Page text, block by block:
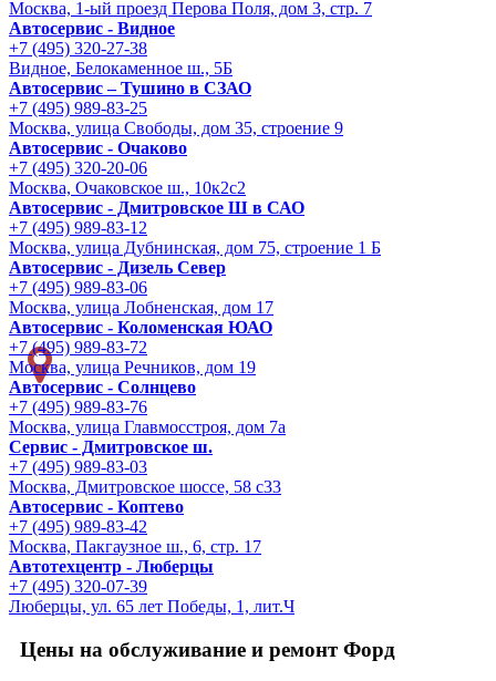
Москва, 1-ый проезд Перова Поля, дом 3, стр. 7
Автосервис - Видное
+7 (495) 320-27-38
Видное, Белокаменное ш., 5Б
Автосервис – Тушино в СЗАО
+7 (495) 989-83-25
Москва, улица Свободы, дом 35, строение 9
Автосервис - Очаково
+7 (495) 320-20-06
Москва, Очаковское ш., 10к2с2
Автосервис - Дмитровское Ш в САО
+7 (495) 989-83-12
Москва, улица Дубнинская, дом 75, строение 1 Б
Автосервис - Дизель Север
+7 (495) 989-83-06
Москва, улица Лобненская, дом 17
Автосервис - Коломенская ЮАО
+7 (495) 989-83-72
Москва, улица Речников, дом 19
Автосервис - Солнцево
+7 (495) 989-83-76
Москва, улица Главмосстроя, дом 7а
Сервис - Дмитровское ш.
+7 (495) 989-83-03
Москва, Дмитровское шоссе, 58 с33
Автосервис - Коптево
+7 (495) 989-83-42
Москва, Пакгаузное ш., 6, стр. 17
Автотехцентр - Люберцы
+7 (495) 320-07-39
Люберцы, ул. 65 лет Победы, 1, лит.Ч
Цены на обслуживание и ремонт Форд